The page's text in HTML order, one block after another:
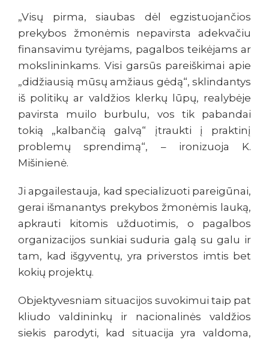
„Visų pirma, siaubas dėl egzistuojančios
prekybos žmonėmis nepavirsta adekvačiu
finansavimu tyrėjams, pagalbos teikėjams ar
mokslininkams. Visi garsūs pareiškimai apie
„didžiausią mūsų amžiaus gėdą“, sklindantys
iš politikų ar valdžios klerkų lūpų, realybėje
pavirsta muilo burbulu, vos tik pabandai
tokią „kalbančią galvą“ įtraukti į praktinį
problemų sprendimą“, – ironizuoja K.
Mišinienė.
Ji apgailestauja, kad specializuoti pareigūnai,
gerai išmanantys prekybos žmonėmis lauką,
apkrauti kitomis užduotimis, o pagalbos
organizacijos sunkiai suduria galą su galu ir
tam, kad išgyventų, yra priverstos imtis bet
kokių projektų.
Objektyvesniam situacijos suvokimui taip pat
kliudo valdininkų ir nacionalinės valdžios
siekis parodyti, kad situacija yra valdoma,